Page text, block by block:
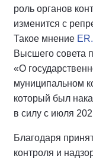
роль органов
изменится с
Такое мнение
Высшего совета
«О
муниципальном
который был
в силу с июля
Благодаря
контроля и